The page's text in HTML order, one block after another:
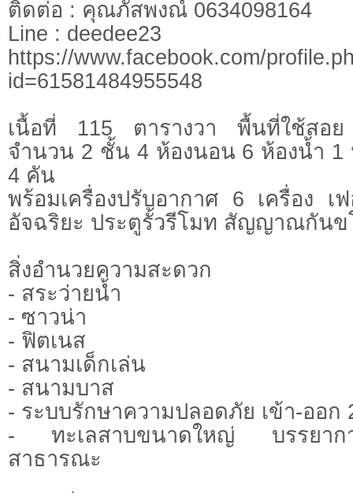
ติดต่อ : คุณภัสพงณ์ 0634098164
Line : deedee23
https://www.facebook.com/
id=61581484955548
เนื้อที่ 115 ตารางวา พื้นที่ใช้สอย
จำนวน 2 ชั้น 4 ห้องนอน 6 ห้องน้ำ 1
4 คัน
พร้อมเครื่องปรับอากาศ 6 เครื่อง
อัจฉริยะ ประตูรั้วรีโมท สัญญาณกันข
สิ่งอำนวยความสะดวก
- สระว่ายน้ำ
- ซาวน่า
- ฟิตเนส
- สนามเด็กเล่น
- สนามบาส
- ระบบรักษาความปลอดภัย เข้า-ออก
- ทะเลสาบขนาดใหญ่ บรรยากา
สาธารณะ